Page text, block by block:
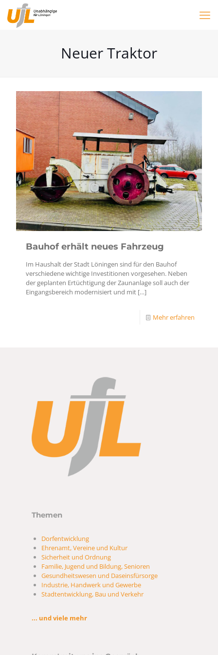
Neuer Traktor
Bauhof erhält neues Fahrzeug
Im Haushalt der Stadt Löningen sind für den Bauhof
verschiedene wichtige Investitionen vorgesehen. Neben
der geplanten Ertüchtigung der Zaunanlage soll auch der
Eingangsbereich modernisiert und mit […]
Mehr erfahren
Themen
Dorfentwicklung
Ehrenamt, Vereine und Kultur
Sicherheit und Ordnung
Familie, Jugend und Bildung, Senioren
Gesundheitswesen und Daseinsfürsorge
Industrie, Handwerk und Gewerbe
Stadtentwicklung, Bau und Verkehr
... und viele mehr